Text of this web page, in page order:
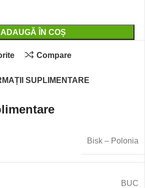
ADAUGĂ ÎN COȘ
Compare
SUPLIMENTARE
Bisk – Polonia
BUC